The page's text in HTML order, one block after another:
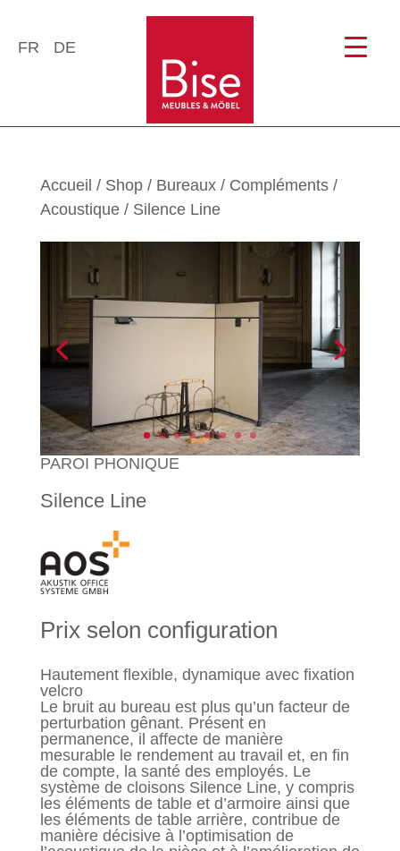
FR DE
Accueil / Shop/ Bureaux/ Compléments/
Acoustique/ Silence Line
PAROI PHONIQUE
Silence Line
Prix selon configuration
Hautement flexible, dynamique avec fixation
velcro
Le bruit au bureau est plus qu’un facteur de
perturbation gênant. Présent en
permanence, il affecte de manière
mesurable le rendement au travail et, en fin
de compte, la santé des employés. Le
système de cloisons Silence Line, y compris
les éléments de table et d’armoire ainsi que
les éléments de table arrière, contribue de
manière décisive à l’optimisation de